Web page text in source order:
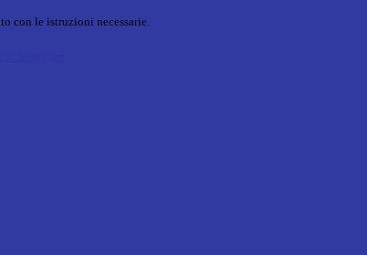
con le istruzioni necessarie.